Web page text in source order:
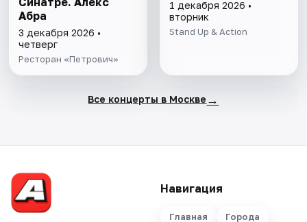
Абра
3 декабря 2026 •
четверг
Ресторан «Петрович»
1 декабря 2026 •
вторник
Stand Up & Action
Все концерты в Москве →
Навигация
Главная Города